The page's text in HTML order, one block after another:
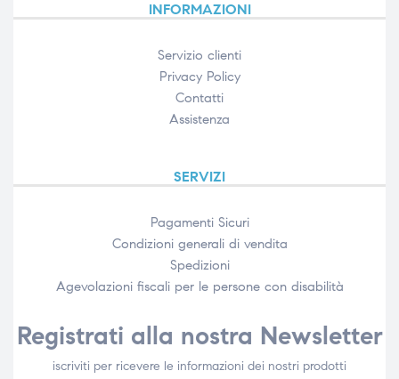
INFORMAZIONI
Servizio clienti
Privacy Policy
Contatti
Assistenza
SERVIZI
Pagamenti Sicuri
Condizioni generali di vendita
Spedizioni
Agevolazioni fiscali per le persone con disabilità​
Registrati alla nostra Newsletter
iscriviti per ricevere le informazioni dei nostri prodotti